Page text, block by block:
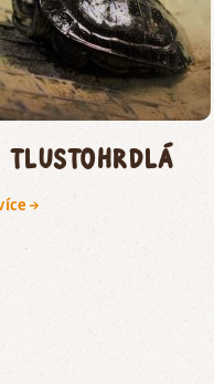
tlustohrdlá
→